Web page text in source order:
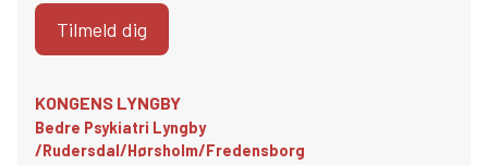
Tilmeld dig
KONGENS LYNGBY
Bedre Psykiatri Lyngby
/Rudersdal/Hørsholm/Fredensborg